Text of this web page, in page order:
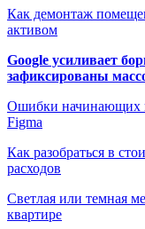
Как демонтаж
активом
Google усиливает
зафиксированы
Ошибки начинающих
Figma
Как разобраться в
расходов
Светлая или темная
квартире